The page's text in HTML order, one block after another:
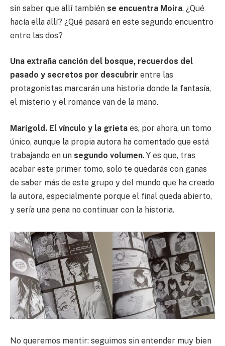
sin saber que allí también se encuentra Moira. ¿Qué
hacía ella allí? ¿Qué pasará en este segundo encuentro
entre las dos?
Una extraña canción del bosque, recuerdos del
pasado y secretos por descubrir entre las
protagonistas marcarán una historia donde la fantasía,
el misterio y el romance van de la mano.
Marigold. El vínculo y la grieta es, por ahora, un tomo
único, aunque la propia autora ha comentado que está
trabajando en un segundo volumen. Y es que, tras
acabar este primer tomo, solo te quedarás con ganas
de saber más de este grupo y del mundo que ha creado
la autora, especialmente porque el final queda abierto,
y sería una pena no continuar con la historia.
No queremos mentir: seguimos sin entender muy bien